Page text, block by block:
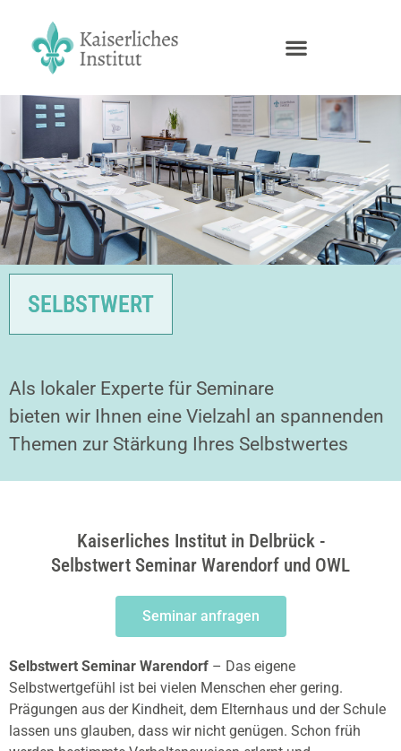
SELBSTWERT
Als lokaler Experte für Seminare
bieten wir Ihnen eine Vielzahl an spannenden
Themen zur Stärkung Ihres Selbstwertes
Kaiserliches Institut in Delbrück -
Selbstwert Seminar Warendorf und OWL
Seminar anfragen
Selbstwert Seminar Warendorf – Das eigene
Selbstwertgefühl ist bei vielen Menschen eher gering.
Prägungen aus der Kindheit, dem Elternhaus und der Schule
lassen uns glauben, dass wir nicht genügen. Schon früh